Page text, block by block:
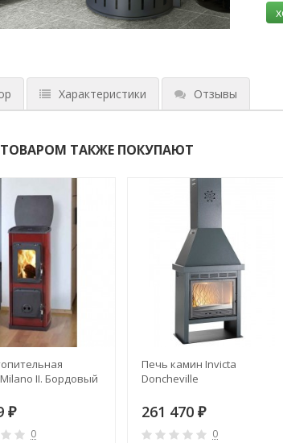
Характеристики Отзывы
ТАКЖЕ ПОКУПАЮТ
II. Бордовый
₽
0
Печь камин Invicta
Doncheville
261 470 ₽
0